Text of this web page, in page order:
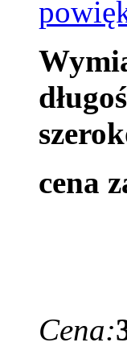
cena
Cena: